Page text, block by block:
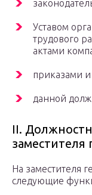
Уставом
трудового
актами
приказами
данной
ІІ.
заместителя
На заместителя
следующие